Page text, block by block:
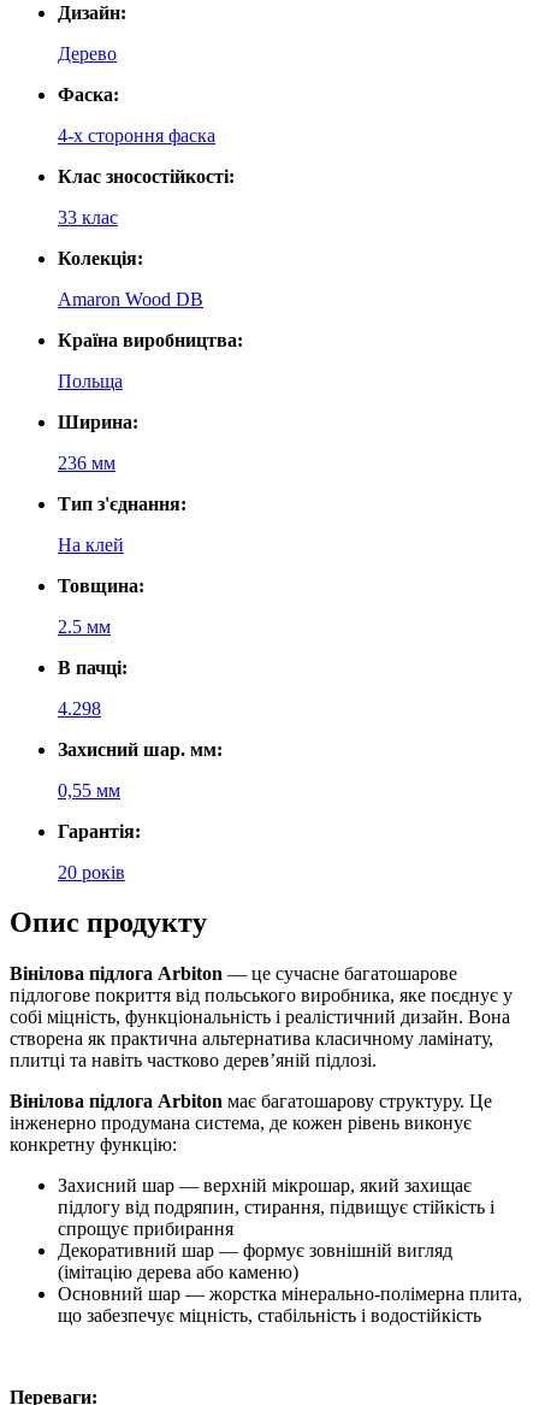
Дизайн:
Дерево
Фаска:
4-х стороння фаска
Клас зносостійкості:
33 клас
Колекція:
Amaron Wood DB
Країна виробництва:
Польща
Ширина:
236 мм
Тип з'єднання:
На клей
Товщина:
2.5 мм
В пачці:
4.298
Захисний шар. мм:
0,55 мм
Гарантія:
20 років
Опис продукту
Вінілова підлога Arbiton — це сучасне багатошарове
підлогове покриття від польського виробника, яке поєднує у
собі міцність, функціональність і реалістичний дизайн. Вона
створена як практична альтернатива класичному ламінату,
плитці та навіть частково дерев’яній підлозі.
Вінілова підлога Arbiton має багатошарову структуру. Це
інженерно продумана система, де кожен рівень виконує
конкретну функцію:
Захисний шар — верхній мікрошар, який захищає
підлогу від подряпин, стирання, підвищує стійкість і
спрощує прибирання
Декоративний шар — формує зовнішній вигляд
(імітацію дерева або каменю)
Основний шар — жорстка мінерально-полімерна плита,
що забезпечує міцність, стабільність і водостійкість
Переваги: